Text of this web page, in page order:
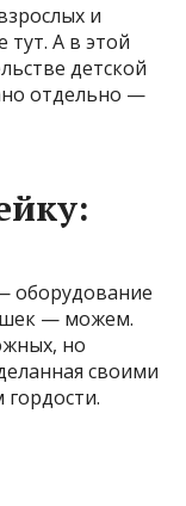
и
тут. А в этой
детской
отдельно —
оборудование
— можем.
но
своими